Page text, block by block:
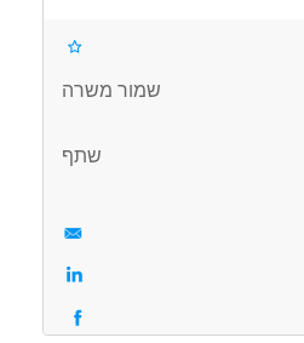
שמור משרה
שתף